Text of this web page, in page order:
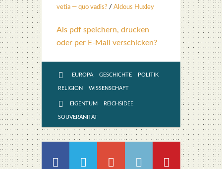
ve­tia — quo vadis? / Aldous Hux­ley
Als pdf speichern, drucken
oder per E-Mail verschicken?
EUROPA GESCHICHTE POLITIK
RELIGION WISSENSCHAFT
EIGENTUM REICHSIDEE
SOUVERÄNITÄT